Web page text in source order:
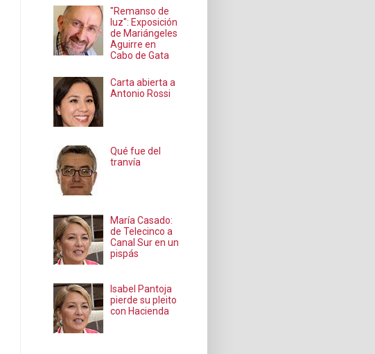
"Remanso de
luz": Exposición
de Mariángeles
Aguirre en
Cabo de Gata
Carta abierta a
Antonio Rossi
Qué fue del
tranvía
María Casado:
de Telecinco a
Canal Sur en un
pispás
Isabel Pantoja
pierde su pleito
con Hacienda